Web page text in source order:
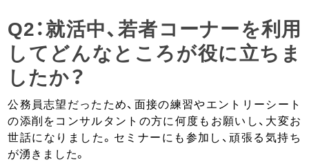
Q2：就活中、若者コーナーを利用
してどんなところが役に立ちま
したか？
公務員志望だったため、面接の練習やエントリーシート
の添削をコンサルタントの方に何度もお願いし、大変お
世話になりました。セミナーにも参加し、頑張る気持ち
が湧きました。